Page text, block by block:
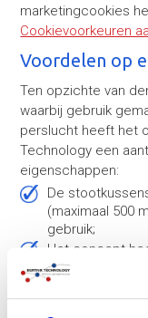
marketingcookies
Cookievoorkeuren
Voordelen op
Ten opzichte van
waarbij gebruik
perslucht heeft het
Technology een
eigenschappen:
De stootkussens werken op relatief lage drukken
(maximaal 500
gebruik;
Het concept heeft zich al vele jaren in de praktijk
bewezen (in de
voor